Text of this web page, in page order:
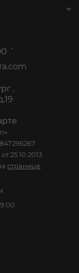
,
25.10.2013
странице